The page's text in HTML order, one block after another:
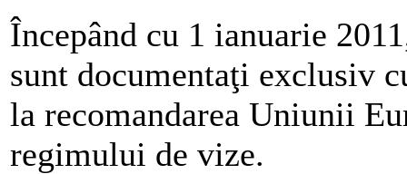
Începând cu 1 ianuarie
sunt documentaţi exclusiv
la recomandarea Uniunii
regimului de vize.